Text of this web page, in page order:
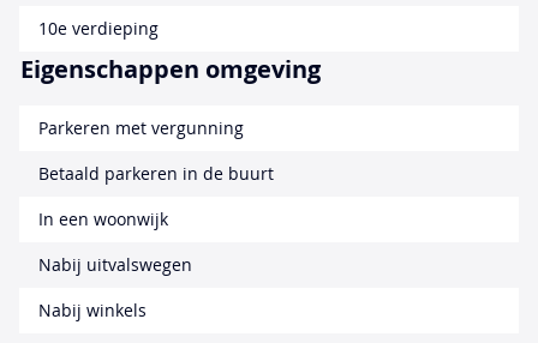
10e verdieping
Eigenschappen omgeving
Parkeren met vergunning
Betaald parkeren in de buurt
In een woonwijk
Nabij uitvalswegen
Nabij winkels